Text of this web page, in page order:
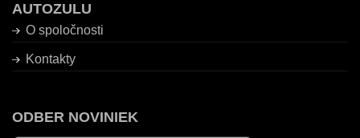
AUTOZULU
O spoločnosti
Kontakty
ODBER NOVINIEK